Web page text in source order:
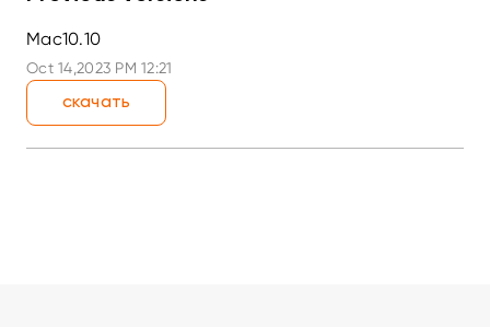
Mac10.10
Oct 14,2023 PM 12:21
скачать